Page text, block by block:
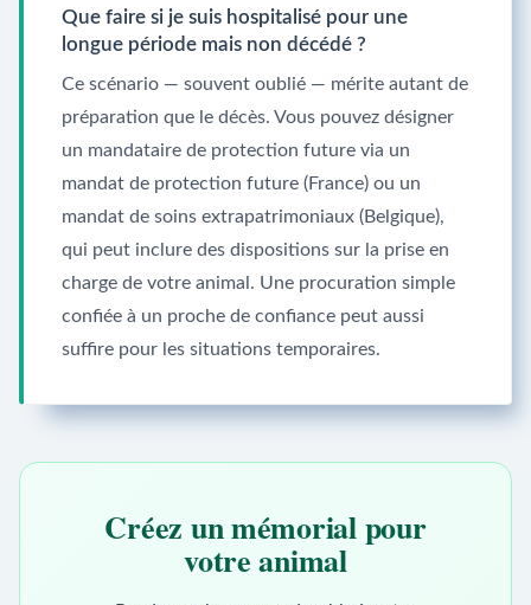
Que faire si je suis hospitalisé pour une
longue période mais non décédé ?
Ce scénario — souvent oublié — mérite autant de
préparation que le décès. Vous pouvez désigner
un mandataire de protection future via un
mandat de protection future (France) ou un
mandat de soins extrapatrimoniaux (Belgique),
qui peut inclure des dispositions sur la prise en
charge de votre animal. Une procuration simple
confiée à un proche de confiance peut aussi
suffire pour les situations temporaires.
Créez un mémorial pour
votre animal